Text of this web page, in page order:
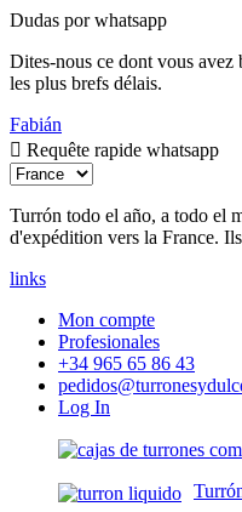
Dudas por whatsapp
Dites-nous ce dont vous avez
les plus brefs délais.
Fabián
Requête rapide whatsapp
Turrón todo el año, a todo el
d'expédition vers la France.
links
Mon compte
Profesionales
+34 965 65 86 43
Log In